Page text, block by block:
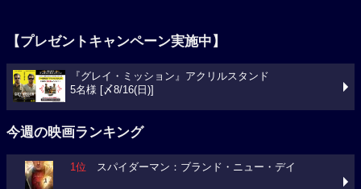
【プレゼントキャンペーン実施中】
『グレイ・ミッション』アクリルスタンド
5名様 [〆8/16(日)]
今週の映画ランキング
1位 スパイダーマン：ブランド・ニュー・デイ